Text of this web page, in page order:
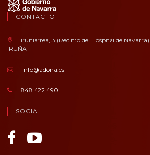
CONTACTO
Irunlarrea, 3 (Recinto del Hospital de
IRUÑA
info@adona.es
848 422 490
SOCIAL